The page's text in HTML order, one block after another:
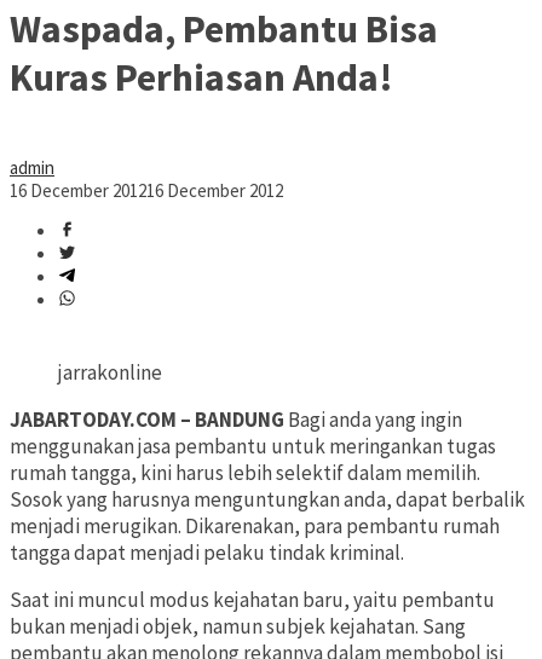
Waspada, Pembantu Bisa
Kuras Perhiasan Anda!
admin
16 December 201216 December 2012
jarrakonline
JABARTODAY.COM – BANDUNG Bagi anda yang ingin
menggunakan jasa pembantu untuk meringankan tugas
rumah tangga, kini harus lebih selektif dalam memilih.
Sosok yang harusnya menguntungkan anda, dapat berbalik
menjadi merugikan. Dikarenakan, para pembantu rumah
tangga dapat menjadi pelaku tindak kriminal.
Saat ini muncul modus kejahatan baru, yaitu pembantu
bukan menjadi objek, namun subjek kejahatan. Sang
pembantu akan menolong rekannya dalam membobol isi